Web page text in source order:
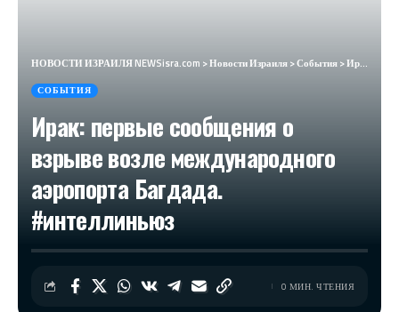
НОВОСТИ ИЗРАИЛЯ NEWSisra.com >Новости Израиля>События>Ирак: первые сообщения о взрыве возле международного аэропорта Багдада. #интеллиньюз
СОБЫТИЯ
Ирак: первые сообщения о
взрыве возле международного
аэропорта Багдада.
#интеллиньюз
0 МИН. ЧТЕНИЯ